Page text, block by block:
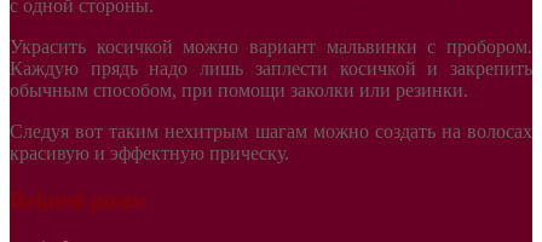
с одной стороны.
Украсить косичкой можно вариант мальвинки с пробором.
Каждую прядь надо лишь заплести косичкой и закрепить
обычным способом, при помощи заколки или резинки.
Следуя вот таким нехитрым шагам можно создать на волосах
красивую и эффектную прическу.
Related posts: